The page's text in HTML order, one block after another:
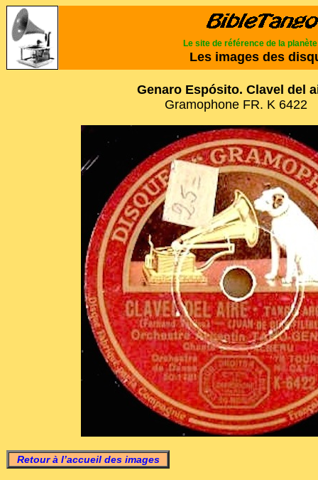
Le site de référence de la planète
Les images des
Genaro Espósito. Clavel del
Gramophone FR. K 6422
Retour à l’accueil des images